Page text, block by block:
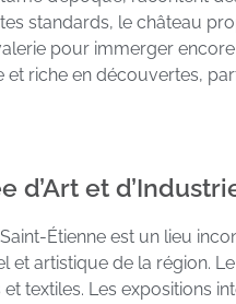
standards, le château
pour immerger
riche en découvertes,
d’Art et
Saint-Étienne est un lieu
et artistique de la région.
textiles. Les expositions